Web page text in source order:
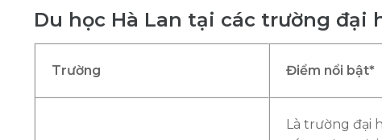
Du học Hà Lan tại các trường đại
Trường Điểm nổi bật*
Là trường đại